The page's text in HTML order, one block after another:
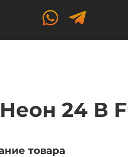
24 В
товара